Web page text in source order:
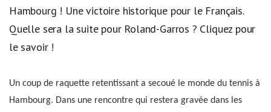
Hambourg ! Une victoire historique pour le Français.
Quelle sera la suite pour Roland-Garros ? Cliquez pour
le savoir !
Un coup de raquette retentissant a secoué le monde du tennis à
Hambourg. Dans une rencontre qui restera gravée dans les